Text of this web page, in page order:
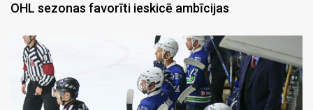
OHL sezonas favorīti ieskicē ambīcijas